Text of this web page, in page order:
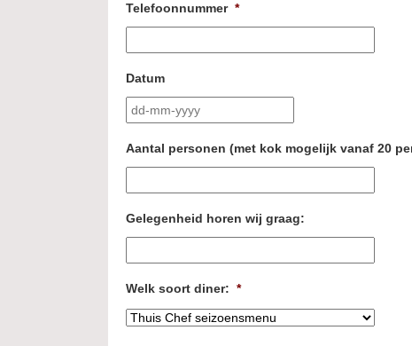
Telefoonnummer *
Datum
MM
JJJJ
Aantal personen (met kok mogelijk vanaf 20
Gelegenheid horen wij graag:
Welk soort diner: *